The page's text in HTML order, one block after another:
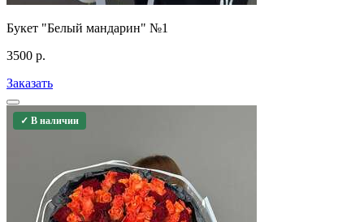
Букет "Белый мандарин" №1
3500 р.
Заказать
✓ В наличии